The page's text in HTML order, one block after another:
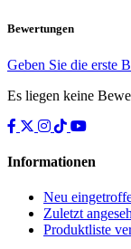
Bewertungen
Geben Sie die erste
Es liegen keine
Informationen
Neu
Zuletzt
Produktliste